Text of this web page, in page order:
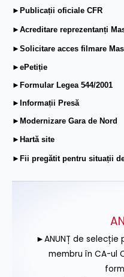
►Publicații oficiale CFR
►Acreditare reprezentanți
►Solicitare acces filmare
►ePetiție
►Formular Legea 544/2001
►Informații Presă
►Modernizare Gara de Nord
►Hartă site
►Fii pregătit pentru situații
►ANUNȚ de selecție
membru în CA-ul